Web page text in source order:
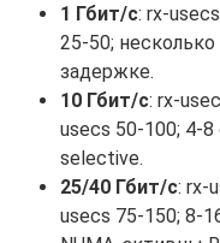
1 Гбит/с: rx-
25-50;
задержке.
10 Гбит/с: rx-
usecs 50-100; 4-8
selective.
25/40 Гбит/с: rx-
usecs 75-150; 8-